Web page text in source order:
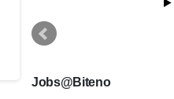
Jobs@Biteno